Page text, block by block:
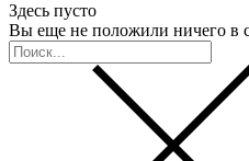
Здесь пусто
Вы еще не положили ничего в